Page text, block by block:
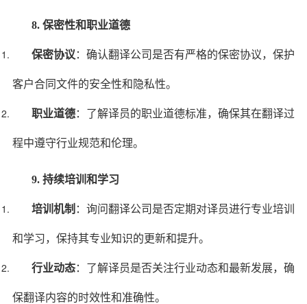
8. 保密性和职业道德
保密协议 ：确认翻译公司是否有严格的保密协议，保护
客户合同文件的安全性和隐私性。
职业道德：了解译员的职业道德标准，确保其在翻译过
程中遵守行业规范和伦理。
9. 持续培训和学习
培训机制 ：询问翻译公司是否定期对译员进行专业培训
和学习，保持其专业知识的更新和提升。
行业动态：了解译员是否关注行业动态和最新发展，确
保翻译内容的时效性和准确性。